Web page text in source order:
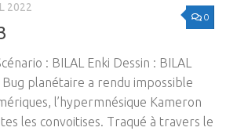
0
2022
: BILAL Enki Dessin : BILAL
planétaire a rendu impossible
l’hypermnésique Kameron
les convoitises. Traqué à travers le